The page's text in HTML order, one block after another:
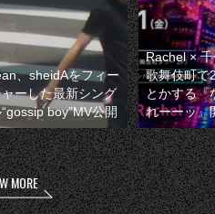
、sheidAをフィー
ーした最新シング
boy”MV公開
Rachel ×
歌舞伎町で
とかする『
れーーッ』
MORE